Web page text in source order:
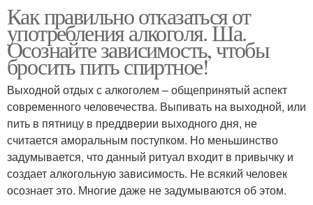
Как правильно отказаться от
употребления алкоголя. Ша.
Осознайте зависимость, чтобы
бросить пить спиртное!
Выходной отдых с алкоголем – общепринятый аспект
современного человечества. Выпивать на выходной, или
пить в пятницу в преддверии выходного дня, не
считается аморальным поступком. Но меньшинство
задумывается, что данный ритуал входит в привычку и
создает алкогольную зависимость. Не всякий человек
осознает это. Многие даже не задумываются об этом.